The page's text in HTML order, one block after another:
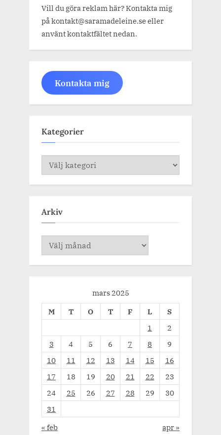
Vill du göra reklam här? Kontakta mig
på kontakt@saramadeleine.se eller
använt kontaktfältet nedan.
Kontakta mig
Kategorier
Kategorier
Arkiv
Arkiv
mars 2025
M
T O T F L
S
1
2
3
4 5 6 7 8
9
10
11 12 13 14 15
16
17
18 19 20 21 22
23
24
25 26 27 28 29
30
31
« feb
apr »